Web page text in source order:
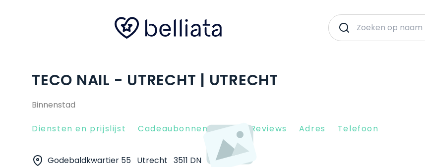
TECO NAIL - UTRECHT | UTRECHT
Binnenstad
Diensten en prijslijst Cadeaubonnen Client Reviews Adres Telefoon
Godebaldkwartier 55 Utrecht 3511 DN